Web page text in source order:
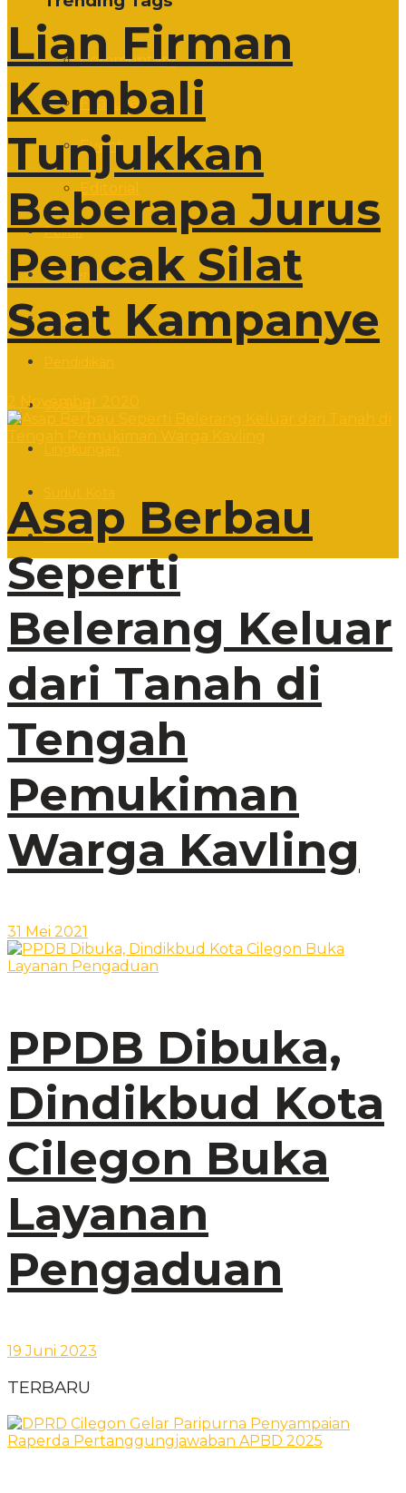
Commentary
Featured
Event
Editorial
Politik
Pemerintahan
Hukum
Kesehatan
Lian Firman
Kembali
Tunjukkan
Beberapa Jurus
Pencak Silat
Saat Kampanye
2 November 2020
Asap Berbau
Seperti
Belerang Keluar
dari Tanah di
Tengah
Pemukiman
Warga Kavling
31 Mei 2021
PPDB Dibuka,
Dindikbud Kota
Cilegon Buka
Layanan
Pengaduan
19 Juni 2023
TERBARU